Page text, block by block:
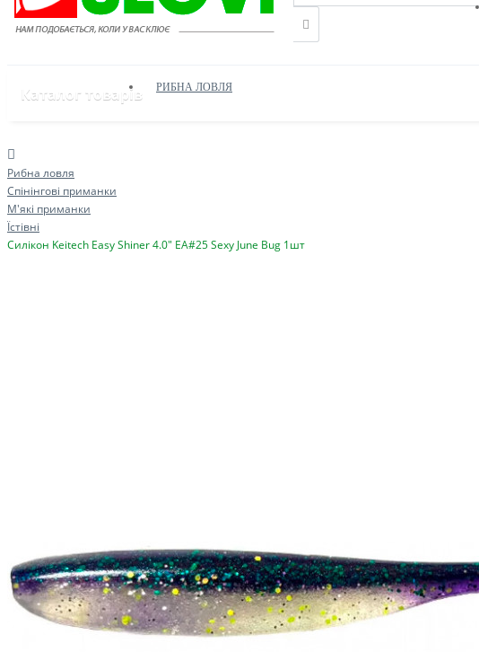
Каталог товарів РИБНА ЛОВЛЯ
ЧОВНИ ТА МОТОРИ
Рибна ловля
Спінінгові приманки
М'які приманки
Їстівні
Силікон Keitech Easy Shiner 4.0" EA#25 Sexy June Bug 1шт